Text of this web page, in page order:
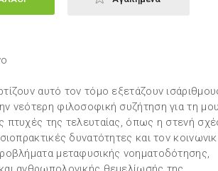
αυτό τον τόμο εξετάζουν
νεότερη φιλοσοφική συζήτηση για τη
πτυχές της τελευταίας, όπως η στενή
δυνατότητες και τον
μεταφυσικής νοηματοδότησης,